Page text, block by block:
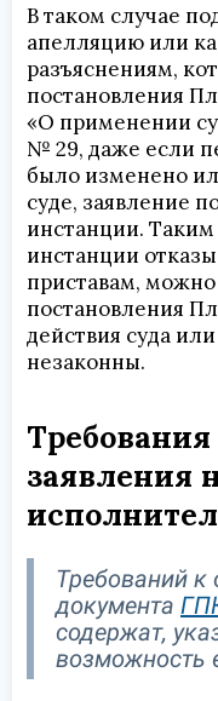
В таком случае
апелляцию или
разъяснениям,
постановления
«О применении
№ 29, даже если
было изменено
суде, заявление
инстанции. Таким
инстанции
приставам, можно
постановления
действия суда
незаконны.
заявления
Требований
документа
содержат,
возможность